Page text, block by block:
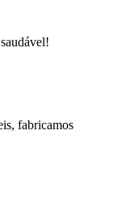
fabricamos